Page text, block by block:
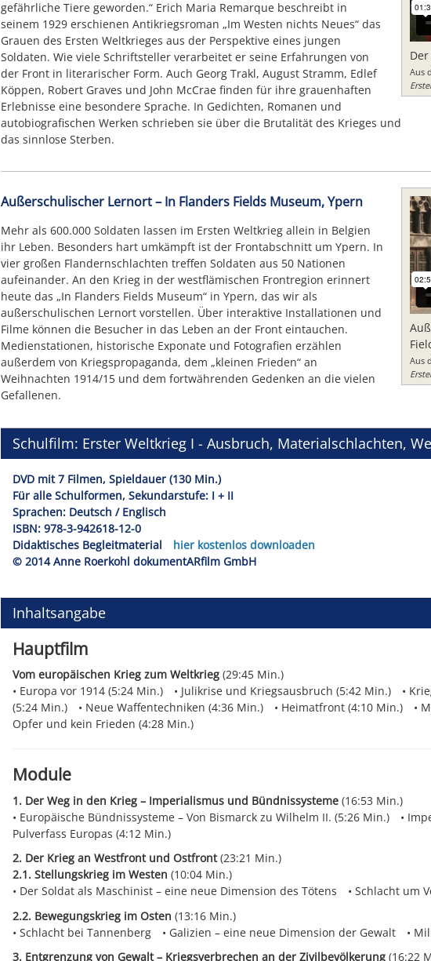
Aus
gefährliche Tiere geworden.“ Erich Maria Remarque beschreibt in
seinem 1929 erschienen Antikriegsroman „Im Westen nichts Neues“ das
Grauen des Ersten Weltkrieges aus der Perspektive eines jungen
Soldaten. Wie viele Schriftsteller verarbeitet er seine Erfahrungen von
der Front in literarischer Form. Auch Georg Trakl, August Stramm, Edlef
Köppen, Robert Graves und John McCrae finden für ihre grauenhaften
Erlebnisse eine besondere Sprache. In Gedichten, Romanen und
autobiografischen Werken schrieben sie über die Brutalität des Krieges und
das sinnlose Sterben.
Aus
Außerschulischer Lernort – In Flanders Fields Museum, Ypern
Mehr als 600.000 Soldaten lassen im Ersten Weltkrieg allein in Belgien
ihr Leben. Besonders hart umkämpft ist der Frontabschnitt um Ypern. In
vier großen Flandernschlachten treffen Soldaten aus 50 Nationen
aufeinander. An den Krieg in der westflämischen Frontregion erinnert
heute das „In Flanders Fields Museum“ in Ypern, das wir als
außerschulischen Lernort vorstellen. Über interaktive Installationen und
Filme können die Besucher in das Leben an der Front eintauchen.
Medienstationen, historische Exponate und Fotografien erzählen
außerdem von Kriegspropaganda, dem „kleinen Frieden“ an
Weihnachten 1914/15 und dem fortwährenden Gedenken an die vielen
Gefallenen.
Schulfilm: Erster Weltkrieg I - Ausbruch, Materialschlachten,
DVD mit 7 Filmen, Spieldauer (130 Min.)
Für alle Schulformen, Sekundarstufe: I + II
Sprachen: Deutsch / Englisch
ISBN: 978-3-942618-12-0
Didaktisches Begleitmaterial
hier kostenlos downloaden
© 2014 Anne Roerkohl dokumentARfilm GmbH
Inhaltsangabe
Hauptfilm
Vom europäischen Krieg zum Weltkrieg (29:45 Min.)
Europa vor 1914 (5:24 Min.)
Julikrise und Kriegsausbruch (5:42 Min.)
(5:24 Min.)
Neue Waffentechniken (4:36 Min.) Heimatfront (4:10 Min.)
Opfer und kein Frieden (4:28 Min.)
Module
1. Der Weg in den Krieg – Imperialismus und Bündnissysteme (16:53 Min.)
Europäische Bündnissysteme – Von Bismarck zu Wilhelm II. (5:26 Min.)
Pulverfass Europas (4:12 Min.)
2. Der Krieg an Westfront und Ostfront(23:21 Min.)
2.1. Stellungskrieg im Westen (10:04 Min.)
Der Soldat als Maschinist – eine neue Dimension des Tötens
Schlacht um
2.2. Bewegungskrieg im Osten (13:16 Min.)
Schlacht bei Tannenberg
Galizien – eine neue Dimension der Gewalt
3. Entgrenzung von Gewalt – Kriegsverbrechen an der Zivilbevölkerung (16:22